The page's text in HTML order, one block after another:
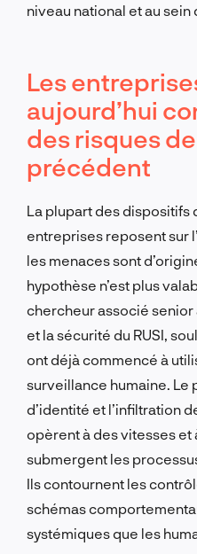
niveau national et au sein
Les
aujourd’hui
des risques
précédent
La plupart des dispositifs
entreprises reposent sur
les menaces sont
hypothèse n’est plus
chercheur associé
et la sécurité du RUSI,
ont déjà commencé à
surveillance humaine. Le
d’identité et l’infiltration
opèrent à des vitesses et
submergent les
Ils contournent les
schémas
systémiques que les